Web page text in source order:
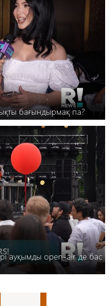
бағындырмақ па?
ауқымды open-air де бас